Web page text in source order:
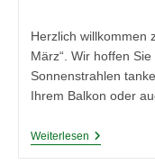
Herzlich willkommen
März“. Wir hoffen
Sonnenstrahlen
Ihrem Balkon oder
Weiterlesen